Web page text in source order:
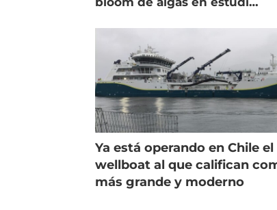
Ya está operando en Chile el
wellboat al que califican
más grande y moderno